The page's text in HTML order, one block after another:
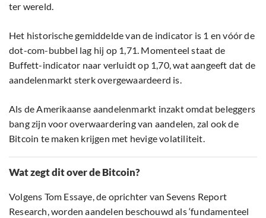
ter wereld.
Het historische gemiddelde van de indicator is 1 en vóór de
dot-com-bubbel lag hij op 1,71. Momenteel staat de
Buffett-indicator naar verluidt op 1,70, wat aangeeft dat de
aandelenmarkt sterk overgewaardeerd is.
Als de Amerikaanse aandelenmarkt inzakt omdat beleggers
bang zijn voor overwaardering van aandelen, zal ook de
Bitcoin te maken krijgen met hevige volatiliteit.
Wat zegt dit over de Bitcoin?
Volgens Tom Essaye, de oprichter van Sevens Report
Research, worden aandelen beschouwd als ‘fundamenteel